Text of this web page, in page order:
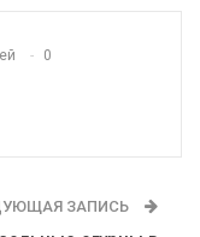
0
ЗАПИСЬ